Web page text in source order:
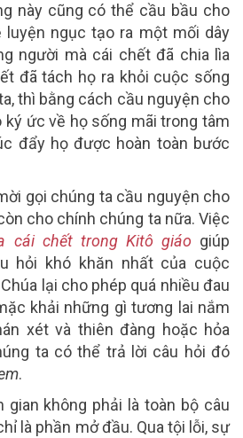
này cũng có thể cầu bầu cho
luyện ngục tạo ra một mối dây
người mà cái chết đã chia lìa
đã tách họ ra khỏi cuộc sống
thì bằng cách cầu nguyện cho
ký ức về họ sống mãi trong tâm
đẩy họ được hoàn toàn bước
gọi chúng ta cầu nguyện cho
cho chính chúng ta nữa. Việc
cái chết trong Kitô giáo giúp
hỏi khó khăn nhất của cuộc
lại cho phép quá nhiều đau
khải những gì tương lai nắm
xét và thiên đàng hoặc hỏa
ta có thể trả lời câu hỏi đó
.
gian không phải là toàn bộ câu
là phần mở đầu. Qua tội lỗi, sự